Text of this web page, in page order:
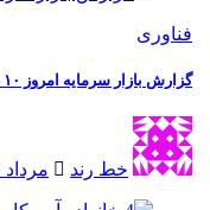
سرمایه امروز ۱۰ مرداد ۱۴۰۵
خط رند مرداد ۱۲, ۱۴۰۵